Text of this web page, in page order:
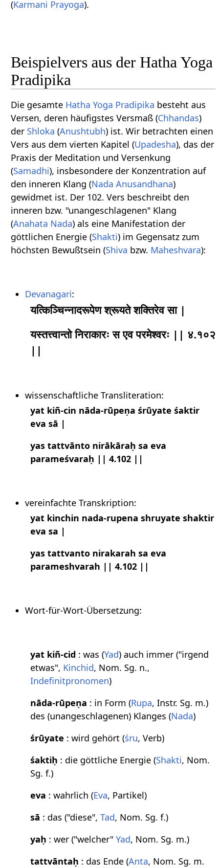
(Karmani Prayoga).
Beispielvers aus der Hatha Yoga
Pradipika
Die gesamte Hatha Yoga Pradipika besteht aus
Versen, deren häufigstes Versmaß (Chhandas)
der Shloka (Anushtubh) ist. Wir betrachten einen
Vers aus dem vierten Kapitel (Upadesha), das der
Praxis der Meditation und Versenkung
(Samadhi), insbesondere der Konzentration auf
den inneren Klang (Nada Anusandhana)
gewidmet ist. Der 102. Vers beschreibt den
inneren bzw. "unangeschlagenen" Klang
(Anahata Nada) als eine Manifestation der
göttlichen Energie (Shakti) im Gegensatz zum
höchsten Bewußtsein (Shiva bzw. Maheshvara):
Devanagari:
यत्किञ्चिन्नादरूपेण श्रूयते शक्तिरेव सा |
यस्तत्त्वान्तो निराकारः स एव परमेश्वरः || ४.१०२
||
wissenschaftliche Transliteration:
yat kiñ-cin nāda-rūpeṇa śrūyate śaktir
eva sā |
yas tattvānto nirākāraḥ sa eva
parameśvaraḥ || 4.102 ||
vereinfachte Transkription:
yat kinchin nada-rupena shruyate shaktir
eva sa |
yas tattvanto nirakarah sa eva
parameshvarah || 4.102 ||
Wort-für-Wort-Übersetzung:
yat kiñ-cid : was (Yad) auch immer ("irgend
etwas", Kinchid, Nom. Sg. n.,
Indefinitpronomen)
nāda-rūpeṇa : in Form (Rupa, Instr. Sg. m.)
des (unangeschlagenen) Klanges (Nada)
śrūyate : wird gehört (śru, Verb)
śaktiḥ : die göttliche Energie (Shakti, Nom.
Sg. f.)
eva : wahrlich (Eva, Partikel)
sā : das ("diese",Tad, Nom. Sg. f.)
yaḥ : wer ("welcher"Yad, Nom. Sg. m.)
tattvāntaḥ : das Ende (Anta, Nom. Sg. m.